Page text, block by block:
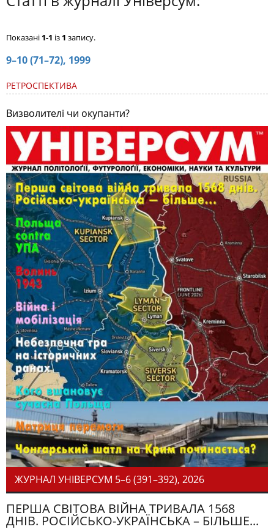
Показані 1-1 із 1 запису.
9–10 (71–72), 1999
РЕТРОСПЕКТИВА
Визволителі чи окупанти?
ЖУРНАЛ УНІВЕРСУМ 5–6 (391–392), 2026
ПЕРША СВІТОВА ВІЙНА ТРИВАЛА 1568
ДНІВ. РОСІЙСЬКО-УКРАЇНСЬКА – БІЛЬШЕ...